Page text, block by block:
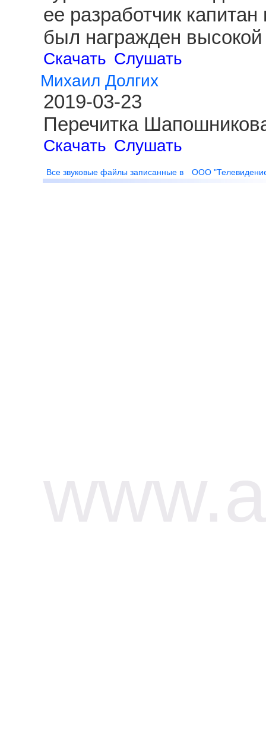
ее разработчик
был награжден
Скачать Слушать
Михаил Долгих
2019-03-23
Перечитка
Скачать Слушать
Все звуковые файлы записанные в ООО